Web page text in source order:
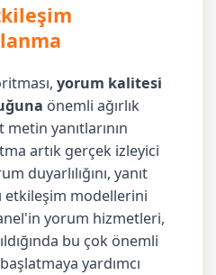
yorum kalitesi
önemli ağırlık
yanıtlarının
artık gerçek izleyici
duyarlılığını, yanıt
etkileşim modellerini
yorum hizmetleri,
bu çok önemli
yardımcı